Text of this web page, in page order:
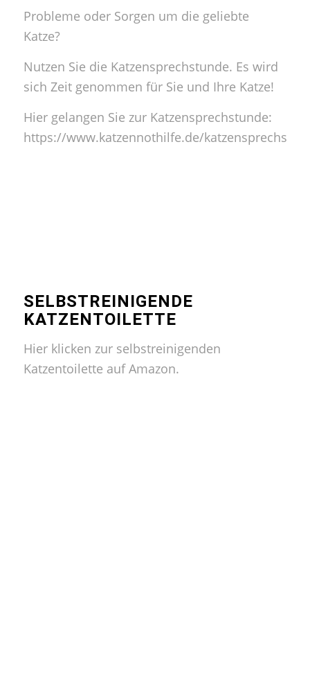
Probleme oder Sorgen um die geliebte
Katze?
Nutzen Sie die Katzensprechstunde. Es wird
sich Zeit genommen für Sie und Ihre Katze!
Hier gelangen Sie zur Katzensprechstunde:
https://www.katzennothilfe.de/
SELBSTREINIGENDE
KATZENTOILETTE
Hier klicken zur selbstreinigenden
Katzentoilette auf Amazon.